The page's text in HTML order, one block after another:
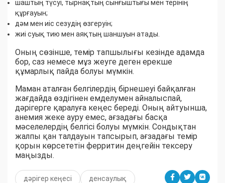
шаштың түсуі, тырнақтың сынғыштығы мен терінің
құрғауын;
дәм мен иіс сезудің өзгеруін;
жиі суық тию мен аяқтың шаншуын атады.
Оның сөзінше, темір тапшылығы кезінде адамда
бор, саз немесе мұз жеуге деген ерекше
құмарлық пайда болуы мүмкін.
Маман аталған белгілердің бірнешеуі байқалған
жағдайда өздігінен емделумен айналыспай,
дәрігерге қаралуға кеңес береді. Оның айтуынша,
анемия жеке ауру емес, ағзадағы басқа
мәселелердің белгісі болуы мүмкін. Сондықтан
жалпы қан талдауын тапсырып, ағзадағы темір
қорын көрсететін ферритин деңгейін тексеру
маңызды.
дәрігер кеңесі денсаулық